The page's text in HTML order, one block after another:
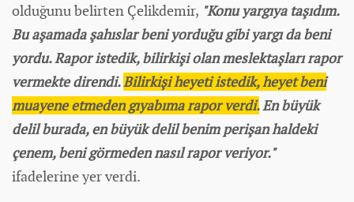
olduğunu belirten Çelikdemir, "Konu yargıya taşıdım.
Bu aşamada şahıslar beni yorduğu gibi yargı da beni
yordu. Rapor istedik, bilirkişi olan meslektaşları rapor
vermekte direndi.Bilirkişi heyeti istedik, heyet beni
muayene etmeden gıyabıma rapor verdi.En büyük
delil burada, en büyük delil benim perişan haldeki
çenem, beni görmeden nasıl rapor veriyor."
ifadelerine yer verdi.